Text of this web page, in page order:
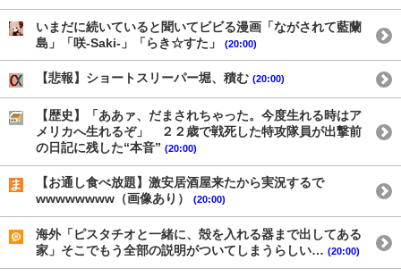
いまだに続いていると聞いてビビる漫画「ながされて藍蘭
島」「咲-Saki-」「らき☆すた」
(20:00)
【悲報】ショートスリーパー堀、積む (20:00)
【歴史】「ああァ、だまされちゃった。今度生れる時はア
メリカへ生れるぞ」 ２２歳で戦死した特攻隊員が出撃前
の日記に残した“本音” (20:00)
【お通し食べ放題】激安居酒屋来たから実況するで
wwwwwwww（画像あり）
(20:00)
海外「ピスタチオと一緒に、殻を入れる器まで出してある
家」そこでもう全部の説明がついてしまうらしい… (20:00)